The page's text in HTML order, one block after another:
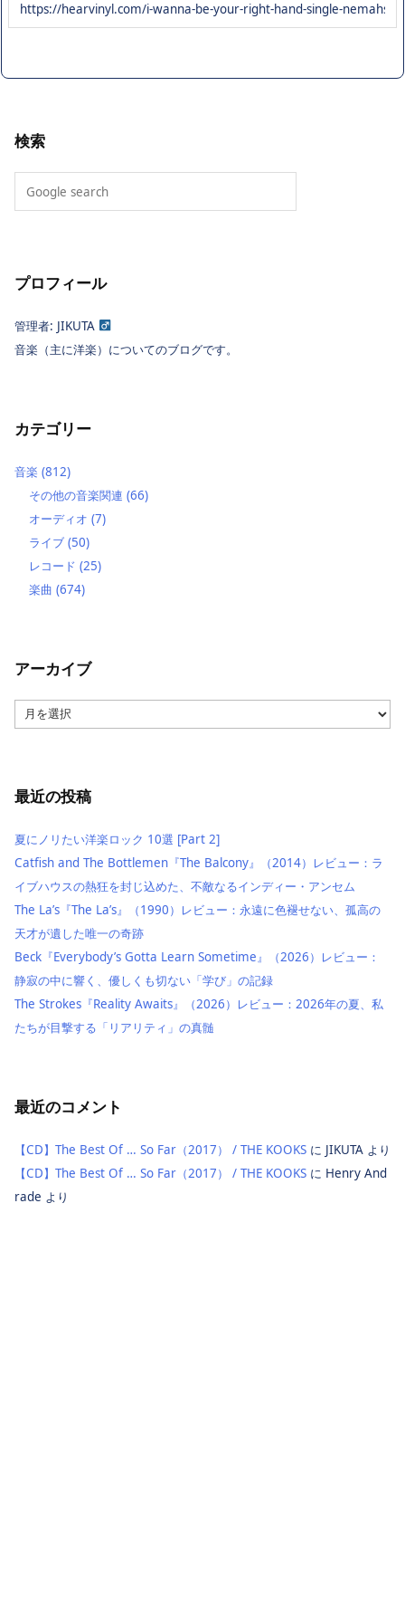
検索
プロフィール
管理者: JIKUTA
音楽（主に洋楽）についてのブログです。
カテゴリー
音楽 (812)
その他の音楽関連 (66)
オーディオ (7)
ライブ (50)
レコード (25)
楽曲 (674)
アーカイブ
ー
最近の投稿
夏にノリたい洋楽ロック 10選 [Part 2]
Catfish and The Bottlemen『The Balcony』（2014）レビュー：ラ
イブハウスの熱狂を封じ込めた、不敵なるインディー・アンセム
The La’s『The La’s』（1990）レビュー：永遠に色褪せない、孤高の
天才が遺した唯一の奇跡
Beck『Everybody’s Gotta Learn Sometime』（2026）レビュー：
静寂の中に響く、優しくも切ない「学び」の記録
The Strokes『Reality Awaits』（2026）レビュー：2026年の夏、私
たちが目撃する「リアリティ」の真髄
最近のコメント
【CD】The Best Of … So Far（2017） / THE KOOKS に JIKUTA より
【CD】The Best Of … So Far（2017） / THE KOOKS に Henry And
rade より